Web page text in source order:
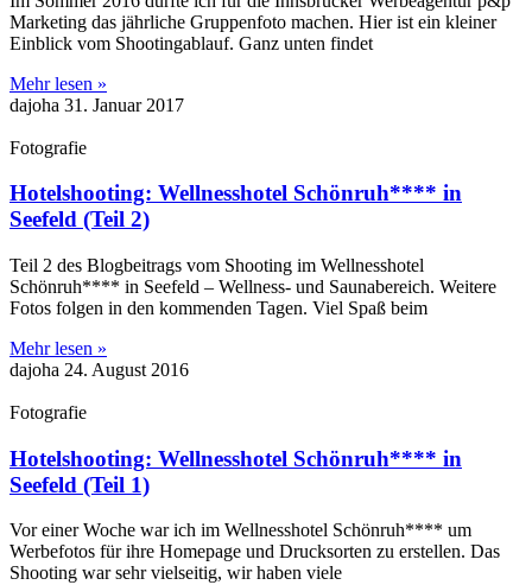
Marketing das jährliche Gruppenfoto machen. Hier ist ein kleiner
Einblick vom Shootingablauf. Ganz unten findet
Mehr lesen »
dajoha 31. Januar 2017
Fotografie
Hotelshooting: Wellnesshotel Schönruh**** in
Seefeld (Teil 2)
Teil 2 des Blogbeitrags vom Shooting im Wellnesshotel
Schönruh**** in Seefeld – Wellness- und Saunabereich. Weitere
Fotos folgen in den kommenden Tagen. Viel Spaß beim
Mehr lesen »
dajoha 24. August 2016
Fotografie
Hotelshooting: Wellnesshotel Schönruh**** in
Seefeld (Teil 1)
Vor einer Woche war ich im Wellnesshotel Schönruh**** um
Werbefotos für ihre Homepage und Drucksorten zu erstellen. Das
Shooting war sehr vielseitig, wir haben viele